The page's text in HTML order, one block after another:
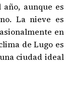
aunque es
La nieve es
en
de Lugo es
ciudad ideal